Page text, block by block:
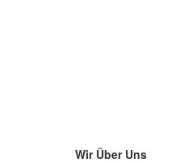
Wir Über Uns